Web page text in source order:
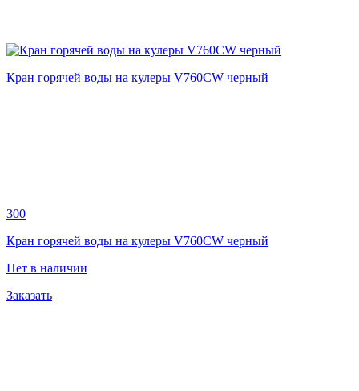
Кран горячей воды на кулеры V760CW черный
300
Кран горячей воды на кулеры V760CW черный
Нет в наличии
Заказать